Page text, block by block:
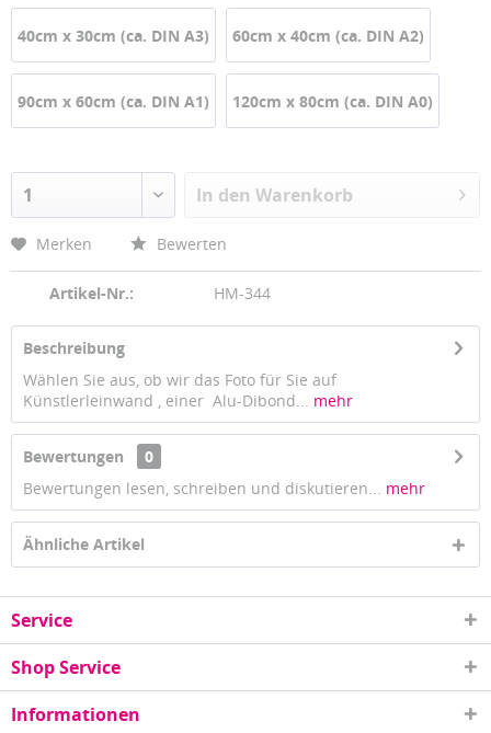
40cm x 30cm (ca. DIN A3) 60cm x 40cm (ca. DIN A2)
90cm x 60cm (ca. DIN A1) 120cm x 80cm (ca. DIN A0)
In den Warenkorb
Merken Bewerten
Artikel-Nr.: HM-344
Beschreibung
Wählen Sie aus, ob wir das Foto für Sie auf
Künstlerleinwand , einer Alu-Dibond... mehr
Bewertungen
0
Bewertungen lesen, schreiben und diskutieren... mehr
Ähnliche Artikel
Service
Shop Service
Informationen